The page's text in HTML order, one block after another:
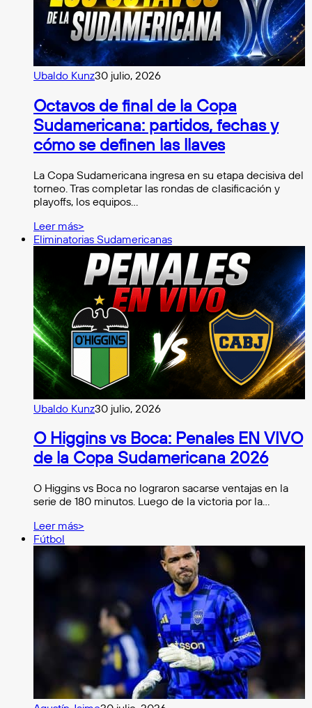
Ubaldo Kunz30 julio, 2026
Octavos de final de la Copa
Sudamericana: partidos, fechas y
cómo se definen las llaves
La Copa Sudamericana ingresa en su etapa decisiva del
torneo. Tras completar las rondas de clasificación y
playoffs, los equipos…
Leer más>
Eliminatorias Sudamericanas
Ubaldo Kunz30 julio, 2026
O Higgins vs Boca: Penales EN VIVO
de la Copa Sudamericana 2026
O Higgins vs Boca no lograron sacarse ventajas en la
serie de 180 minutos. Luego de la victoria por la…
Leer más>
Fútbol